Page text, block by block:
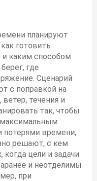
планируют
готовить
и каким способом
где
Сценарий
с поправкой на
ветер, течения и
так, чтобы
времени,
решают, с кем
когда цели и задачи
и неотделимы
при